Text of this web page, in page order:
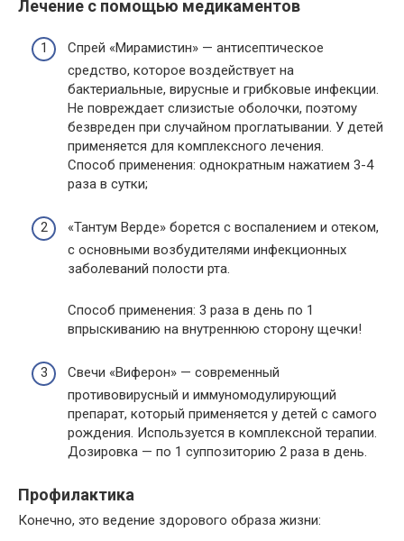
Лечение с помощью медикаментов
Спрей «Мирамистин» — антисептическое
средство, которое воздействует на
бактериальные, вирусные и грибковые инфекции.
Не повреждает слизистые оболочки, поэтому
безвреден при случайном проглатывании. У детей
применяется для комплексного лечения.
Способ применения: однократным нажатием 3-4
раза в сутки;
«Тантум Верде» борется с воспалением и отеком,
с основными возбудителями инфекционных
заболеваний полости рта.
Способ применения: 3 раза в день по 1
впрыскиванию на внутреннюю сторону щечки!
Свечи «Виферон» — современный
противовирусный и иммуномодулирующий
препарат, который применяется у детей с самого
рождения. Используется в комплексной терапии.
Дозировка — по 1 суппозиторию 2 раза в день.
Профилактика
Конечно, это ведение здорового образа жизни: